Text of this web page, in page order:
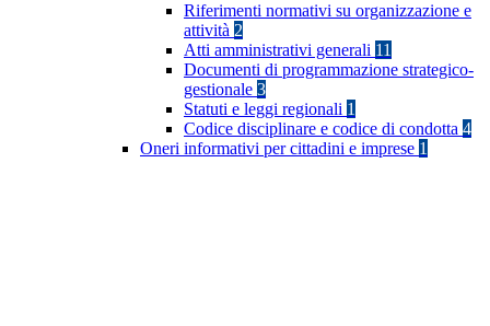
Riferimenti normativi su organizzazione e
attività 2
Atti amministrativi generali 11
Documenti di programmazione strategico-
gestionale 3
Statuti e leggi regionali 1
Codice disciplinare e codice di condotta 4
Oneri informativi per cittadini e imprese 1